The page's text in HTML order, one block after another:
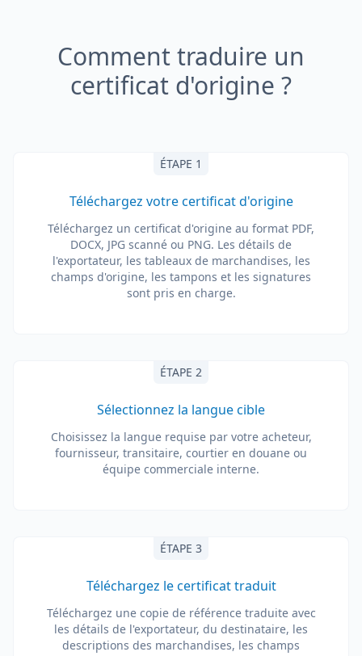
Comment traduire un
certificat d'origine ?
ÉTAPE 1
Téléchargez votre certificat d'origine
Téléchargez un certificat d'origine au format PDF,
DOCX, JPG scanné ou PNG. Les détails de
l'exportateur, les tableaux de marchandises, les
champs d'origine, les tampons et les signatures
sont pris en charge.
ÉTAPE 2
Sélectionnez la langue cible
Choisissez la langue requise par votre acheteur,
fournisseur, transitaire, courtier en douane ou
équipe commerciale interne.
ÉTAPE 3
Téléchargez le certificat traduit
Téléchargez une copie de référence traduite avec
les détails de l'exportateur, du destinataire, les
descriptions des marchandises, les champs